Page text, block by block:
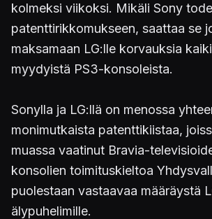
kolmeksi viikoksi. Mikäli Sony
patenttirikkomukseen, saattaa se
maksamaan LG:lle korvauksia
myydyistä PS3-konsoleista.
Sonylla ja LG:llä on menossa
monimutkaista patenttikiistaa,
muassa vaatinut Bravia-
konsolien toimituskieltoa
puolestaan vastaavaa määräystä
älypuhelimille.